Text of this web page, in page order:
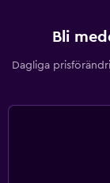
Bli
Dagliga